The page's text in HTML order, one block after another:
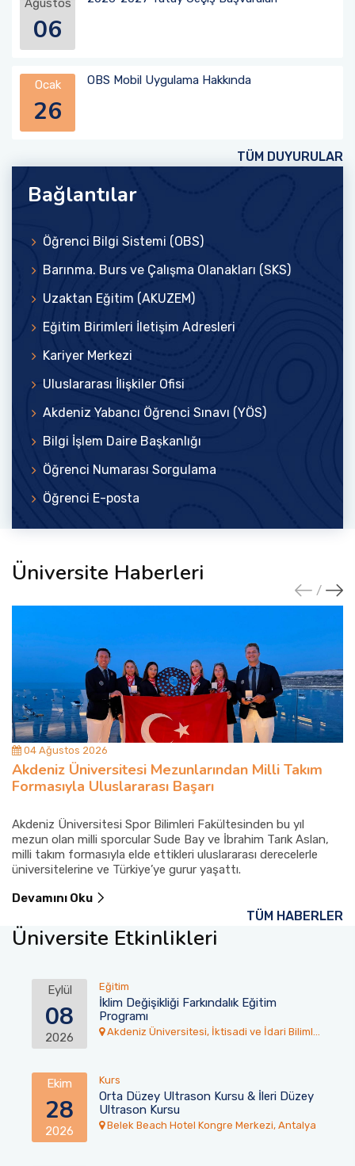
Ağustos
06
Ocak
26
OBS Mobil Uygulama Hakkında
TÜM DUYURULAR
Bağlantılar
Öğrenci Bilgi Sistemi (OBS)
Barınma. Burs ve Çalışma Olanakları (SKS)
Uzaktan Eğitim (AKUZEM)
Eğitim Birimleri İletişim Adresleri
Kariyer Merkezi
Uluslararası İlişkiler Ofisi
Akdeniz Yabancı Öğrenci Sınavı (YÖS)
Bilgi İşlem Daire Başkanlığı
Öğrenci Numarası Sorgulama
Öğrenci E-posta
Üniversite Haberleri
04 Ağustos 2026
Akdeniz Üniversitesi Mezunlarından Milli Takım
Formasıyla Uluslararası Başarı
Akdeniz Üniversitesi Spor Bilimleri Fakültesinden bu yıl
mezun olan milli sporcular Sude Bay ve İbrahim Tarık Aslan,
milli takım formasıyla elde ettikleri uluslararası derecelerle
üniversitelerine ve Türkiye’ye gurur yaşattı.
Devamını Oku
TÜM HABERLER
Üniversite Etkinlikleri
Eylül
08
2026
Eğitim
İklim Değişikliği Farkındalık Eğitim
Programı
Akdeniz Üniversitesi, İktisadi ve İdari Bilimler
Ekim
28
2026
Kurs
Orta Düzey Ultrason Kursu & İleri Düzey
Ultrason Kursu
Belek Beach Hotel Kongre Merkezi, Antalya
Mezun Öğrenci